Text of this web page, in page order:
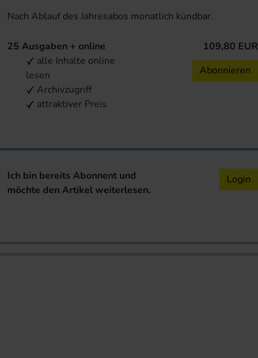
Nach Ablauf des Jahresabos monatlich kündbar.
25 Ausgaben + online
alle Inhalte online
lesen
Archivzugriff
attraktiver Preis
109,80 EUR
Abonnieren
Ich bin bereits Abonnent und
möchte den Artikel weiterlesen.
Login